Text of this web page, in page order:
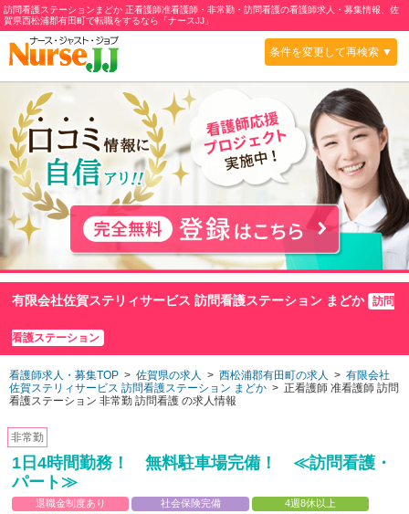
訪問看護ステーションまどか 正看護師准看護師・非常勤・訪問看護の看護師求人・募集情報、佐
賀県西松浦郡有田町で転職をするなら「ナースJJ」
条件を変更して再検索 ▼
有限会社佐賀ステリィサービス 訪問看護ステーション まどか 訪問
看護ステーション
看護師求人・募集TOP > 佐賀県の求人 > 西松浦郡有田町の求人 > 有限会社
佐賀ステリィサービス 訪問看護ステーション まどか > 正看護師 准看護師 訪問
看護ステーション 非常勤 訪問看護 の求人情報
非常勤
1日4時間勤務！ 無料駐車場完備！ ≪訪問看護・
パート≫
退職金制度あり 社会保険完備
4週8休以上